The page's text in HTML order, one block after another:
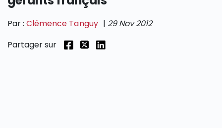
Par :Clémence Tanguy | 29 Nov 2012
Partager sur